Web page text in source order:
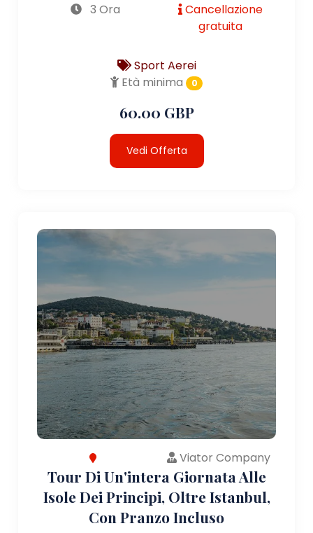
3 Ora
Cancellazione
gratuita
Sport Aerei
Età minima
0
60.00 GBP
Vedi Offerta
Viator Company
Tour Di Un'intera Giornata Alle
Isole Dei Principi, Oltre Istanbul,
Con Pranzo Incluso